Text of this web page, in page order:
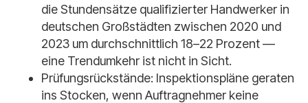
die Stundensätze qualifizierter Handwerker in
deutschen Großstädten zwischen 2020 und
2023 um durchschnittlich 18–22 Prozent —
eine Trendumkehr ist nicht in Sicht.
Prüfungsrückstände: Inspektionspläne geraten
ins Stocken, wenn Auftragnehmer keine